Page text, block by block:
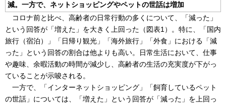
減。一方で、ネットショッピングやペットの世話は増加
コロナ前と比べ、高齢者の日常行動の多くについて、「減った」
という回答が「増えた」を大きく上回った（図表1）。特に、「国内
旅行（宿泊）」「日帰り観光」「海外旅行」「外食」における「減
った」という回答の割合は他よりも高い。日常生活において、仕事
や趣味、余暇活動の時間が減少し、高齢者の生活の充実度が下がっ
ていることが示唆される。
一方で、「インターネットショッピング」「飼育しているペット
の世話」については、「増えた」という回答が「減った」を上回っ